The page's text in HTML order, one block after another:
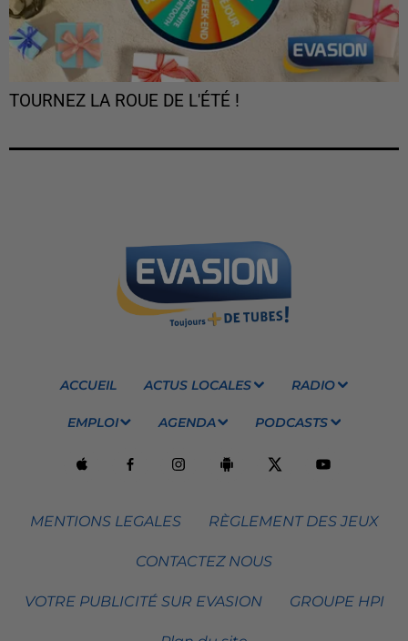
TOURNEZ LA ROUE DE L'ÉTÉ !
ACCUEIL ACTUS LOCALES RADIO
EMPLOI AGENDA PODCASTS
MENTIONS LEGALES RÈGLEMENT DES JEUX
CONTACTEZ NOUS
VOTRE PUBLICITÉ SUR EVASION GROUPE HPI